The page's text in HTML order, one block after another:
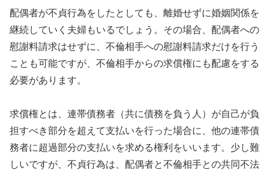
配偶者が不貞行為をしたとしても、離婚せずに婚姻関係を
継続していく夫婦もいるでしょう。その場合、配偶者への
慰謝料請求はせずに、不倫相手への慰謝料請求だけを行う
ことも可能ですが、不倫相手からの求償権にも配慮をする
必要があります。
求償権とは、連帯債務者（共に債務を負う人）が自己が負
担すべき部分を超えて支払いを行った場合に、他の連帯債
務者に超過部分の支払いを求める権利をいいます。少し難
しいですが、不貞行為は、配偶者と不倫相手との共同不法